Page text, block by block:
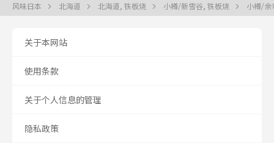
风味日本 北海道 北海道, 铁板烧 小樽/新雪谷, 铁板烧 小樽/
关于本网站
使用条款
关于个人信息的管理
隐私政策